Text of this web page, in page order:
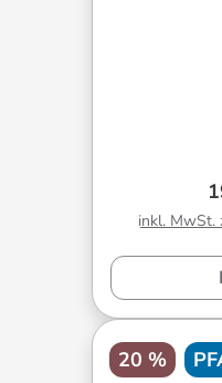
inkl. MwSt.
20 %